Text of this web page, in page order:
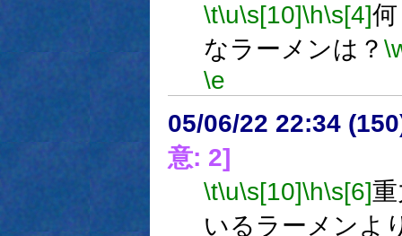
\t\u\s[10]\h\s[4]
なラーメンは？
\e
05/06/22 22:34
意: 2]
\t\u\s[10]\h\s[6]
いるラーメンよ